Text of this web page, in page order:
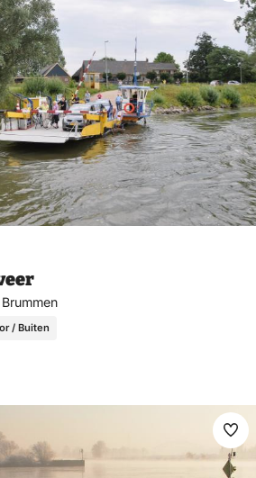
/ Buiten